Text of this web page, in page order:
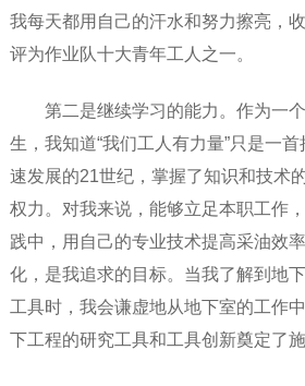
我每天都用自己的汗水和努力擦亮，
评为作业队十大青年工人之一。
第二是继续学习的能力。作为一
生，我知道“我们工人有力量”只是一
速发展的21世纪，掌握了知识和技术
权力。对我来说，能够立足本职工作
践中，用自己的专业技术提高采油效
化，是我追求的目标。当我了解到地
工具时，我会谦虚地从地下室的工作
下工程的研究工具和工具创新奠定了